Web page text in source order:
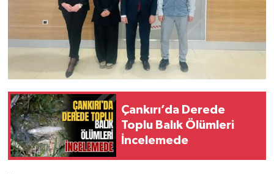
Çankırı’da Derede
Toplu Balık Ölümleri
İncelemede